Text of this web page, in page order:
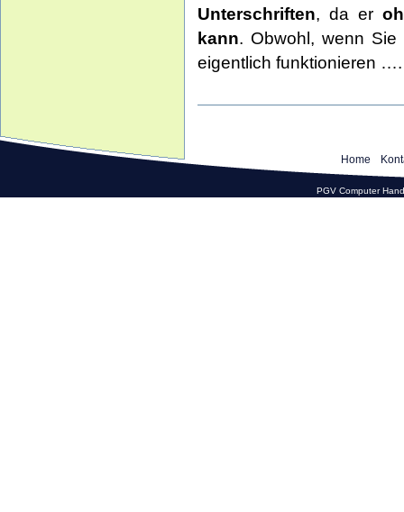
Unterschriften, da er
kann. Obwohl, wenn
eigentlich funktionieren ….
Home
PGV Computer